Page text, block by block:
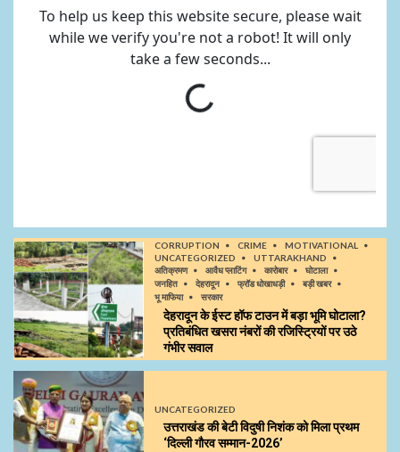
CORRUPTION CRIME
MOTIVATIONAL
UNCATEGORIZED
UTTARAKHAND
अतिक्रमण
आवैध प्लाटिंग कारोबार
घोटाला
जनहित
देहरादून फ्रॉड धोखाधड़ी
बड़ी खबर
भू माफिया
सरकार
देहरादून के ईस्ट हॉफ टाउन में बड़ा भूमि घोटाला?
प्रतिबंधित खसरा नंबरों की रजिस्ट्रियों पर उठे
गंभीर सवाल
UNCATEGORIZED
उत्तराखंड की बेटी विदुषी निशंक को मिला प्रथम
‘दिल्ली गौरव सम्मान-2026’